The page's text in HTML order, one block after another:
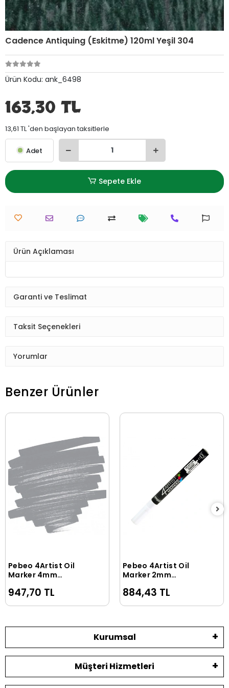
Cadence Antiquing (Eskitme) 120ml Yeşil 304
Ürün Kodu: ank_6498
163,30 TL
13,61 TL 'den başlayan taksitlerle
Adet
Sepete Ekle
Ürün Açıklaması
Garanti ve Teslimat
Taksit Seçenekleri
Yorumlar
Benzer Ürünler
Sepete Ekle
Pebeo 4Artist Oil
Marker 4mm
947,70 TL
Sepete Ekle
Pebeo 4Artist Oil
Marker 2mm
884,43 TL
Kurumsal
Müşteri Hizmetleri